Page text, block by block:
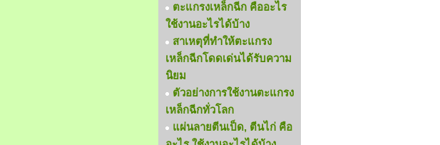
ตะแกรงเหล็กฉีก คืออะไร
ใช้งานอะไรได้บ้าง
สาเหตุที่ทำให้ตะแกรง
เหล็กฉีกโดดเด่นได้รับความ
นิยม
ตัวอย่างการใช้งานตะแกรง
เหล็กฉีกทั่วโลก
แผ่นลายตีนเป็ด, ตีนไก่ คือ